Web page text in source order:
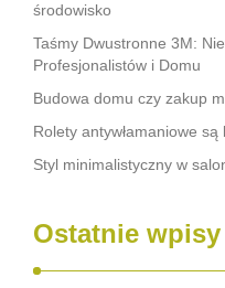
środowisko
Taśmy Dwustronne 3M:
Profesjonalistów i Domu
Budowa domu czy zakup
Rolety antywłamaniowe są
Styl minimalistyczny w
Ostatnie wpisy